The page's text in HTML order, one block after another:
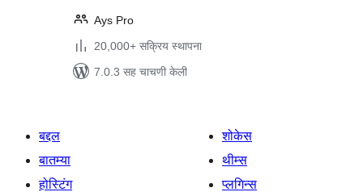
Ays Pro
20,000+ सक्रिय स्थापना
7.0.3 सह चाचणी केली
बद्दल
बातम्या
होस्टिंग
शोकेस
थीम्स
प्लगिन्स